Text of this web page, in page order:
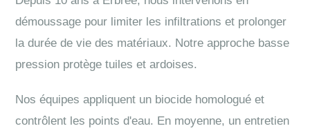
démoussage pour limiter les infiltrations et prolonger
la durée de vie des matériaux. Notre approche basse
pression protège tuiles et ardoises.
Nos équipes appliquent un biocide homologué et
contrôlent les points d'eau. En moyenne, un entretien